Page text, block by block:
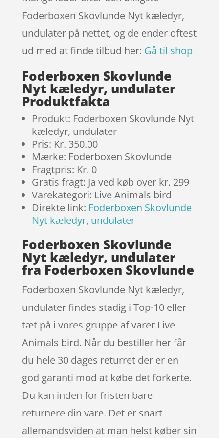
Foderboxen Skovlunde Nyt kæledyr,
undulater på nettet, og de ender oftest
ud med at finde tilbud her: Gå til shop
Foderboxen Skovlunde
Nyt kæledyr, undulater
Produktfakta
Produkt: Foderboxen Skovlunde Nyt
kæledyr, undulater
Pris: Kr. 350.00
Mærke: Foderboxen Skovlunde
Fragtpris: Kr. 0
Gratis fragt: Ja ved køb over kr. 299
Varekategori: Live Animals bird
Direkte link: Foderboxen Skovlunde
Nyt kæledyr, undulater
Foderboxen Skovlunde
Nyt kæledyr, undulater
fra Foderboxen Skovlunde
Foderboxen Skovlunde Nyt kæledyr,
undulater findes stadig i Top-10 eller
tæt på i vores gruppe af varer Live
Animals bird. Når du bestiller her får
du hele 30 dages returret der er en
god garanti mod at købe det forkerte.
Du kan inden for fristen bare
returnere din vare. Det er snart
allemandsviden at man helst køber sin